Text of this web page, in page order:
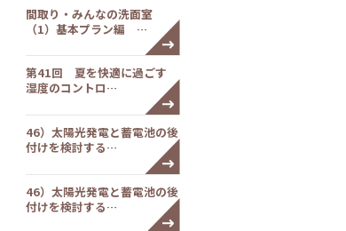
間取り・みんなの洗面室
（1）基本プラン編 …
第41回 夏を快適に過ごす
湿度のコントロ…
46）太陽光発電と蓄電池の後
付けを検討する…
46）太陽光発電と蓄電池の後
付けを検討する…